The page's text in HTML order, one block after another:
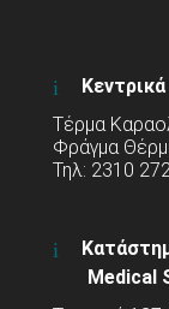
Τέρμα
Φράγμα
Τηλ: 2310
Medical